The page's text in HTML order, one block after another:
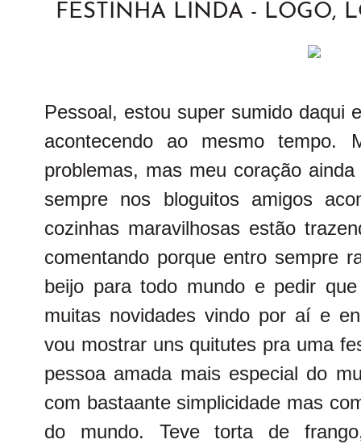
FESTINHA LINDA - LOGO,
Pessoal, estou super sumido daqui
acontecendo ao mesmo tempo.
problemas, mas meu coração
sempre nos bloguitos amigos
cozinhas maravilhosas estão
comentando porque entro sempre
beijo para todo mundo e pedir
muitas novidades vindo por aí e
vou mostrar uns quitutes pra uma
pessoa amada mais especial do
com bastaante simplicidade mas
do mundo. Teve torta de